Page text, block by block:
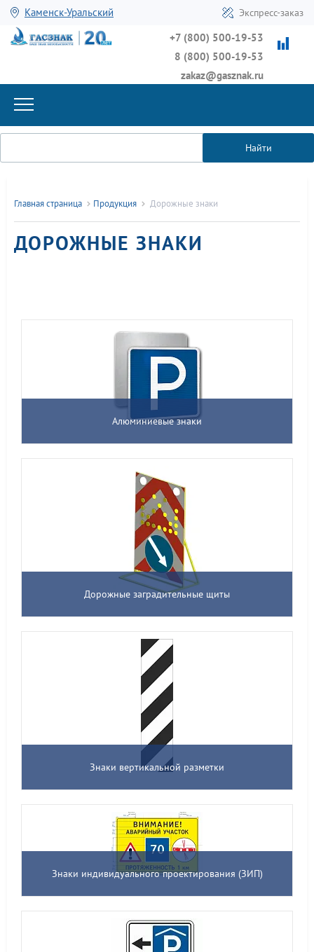
Каменск-Уральский Экспресс-заказ
+7 (800) 500-19-53
8 (800) 500-19-53
zakaz@gasznak.ru
Найти
Главная страница Продукция Дорожные знаки
ДОРОЖНЫЕ ЗНАКИ
Алюминиевые знаки
Дорожные заградительные щиты
Знаки вертикальной разметки
Знаки индивидуального проектирования (ЗИП)